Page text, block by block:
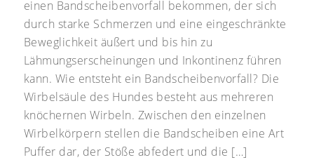
einen Bandscheibenvorfall bekommen, der sich
durch starke Schmerzen und eine eingeschränkte
Beweglichkeit äußert und bis hin zu
Lähmungserscheinungen und Inkontinenz führen
kann. Wie entsteht ein Bandscheibenvorfall? Die
Wirbelsäule des Hundes besteht aus mehreren
knöchernen Wirbeln. Zwischen den einzelnen
Wirbelkörpern stellen die Bandscheiben eine Art
Puffer dar, der Stöße abfedert und die […]